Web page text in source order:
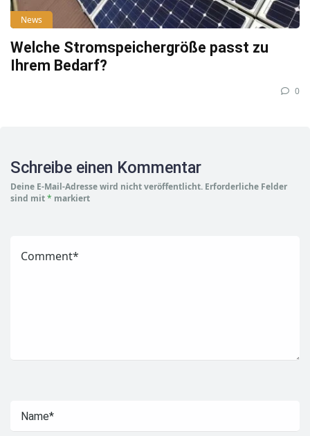
News
Welche Stromspeichergröße passt zu
Ihrem Bedarf?
0
Schreibe einen Kommentar
Deine E-Mail-Adresse wird nicht veröffentlicht. Erforderliche Felder
sind mit* markiert